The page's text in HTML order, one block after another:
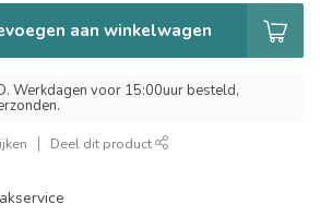
aan winkelwagen
Werkdagen voor 15:00uur besteld,
Deel dit product